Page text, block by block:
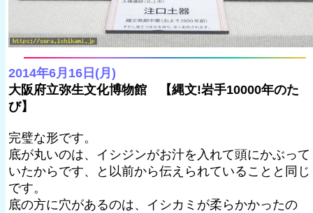
2014年6月16日(月)
大阪府立弥生文化博物館 【縄文!岩手10000年のた
び】
完璧な形です。
底が丸いのは、イシジンがお汁を入れて頭にかぶって
いたからです、と以前から伝えられていることと同じ
です。
底の方に穴があるのは、イシカミが柔らかかったの